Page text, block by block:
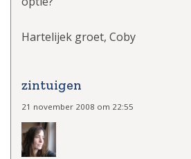
Hartelijek groet, Coby
zintuigen
21 november 2008 om 22:55